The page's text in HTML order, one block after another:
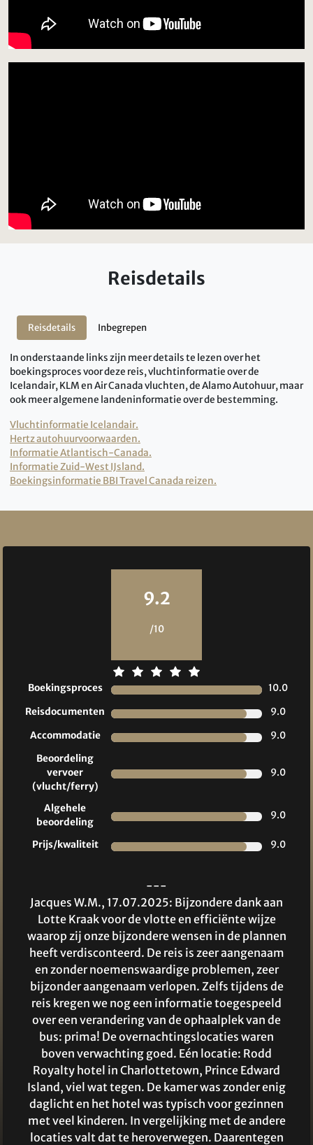
Reisdetails
Reisdetails Inbegrepen
In onderstaande links zijn meer details te lezen over het
boekingsproces voor deze reis, vluchtinformatie over de
Icelandair, KLM en Air Canada vluchten, de Alamo Autohuur, maar
ook meer algemene landeninformatie over de bestemming.
Vluchtinformatie Icelandair.
Hertz autohuurvoorwaarden.
Informatie Atlantisch-Canada.
Informatie Zuid-West IJsland.
Boekingsinformatie BBI Travel Canada reizen.
9.2
/10
Boekingsproces
10.0
Reisdocumenten
9.0
Accommodatie
9.0
Beoordeling
vervoer
(vlucht/ferry)
9.0
Algehele
beoordeling
9.0
Prijs/kwaliteit 9.0
---
Jacques W.M., 17.07.2025: Bijzondere dank aan
Lotte Kraak voor de vlotte en efficiënte wijze
waarop zij onze bijzondere wensen in de plannen
heeft verdisconteerd. De reis is zeer aangenaam
en zonder noemenswaardige problemen, zeer
bijzonder aangenaam verlopen. Zelfs tijdens de
reis kregen we nog een informatie toegespeeld
over een verandering van de ophaalplek van de
bus: prima! De overnachtingslocaties waren
boven verwachting goed. Eén locatie: Rodd
Royalty hotel in Charlottetown, Prince Edward
Island, viel wat tegen. De kamer was zonder enig
daglicht en het hotel was typisch voor gezinnen
met veel kinderen. In vergelijking met de andere
locaties valt dat te heroverwegen. Daarentegen